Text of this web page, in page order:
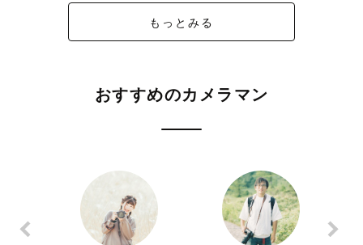
もっとみる
おすすめのカメラマン